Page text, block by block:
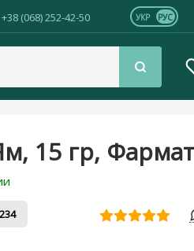
+38 (068) 252-42-50 УКР РУС
15 гр,